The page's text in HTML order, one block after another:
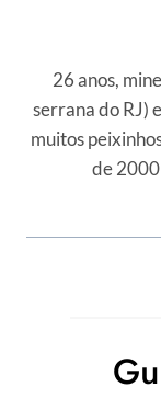
26 anos,
serrana do RJ)
muitos
de